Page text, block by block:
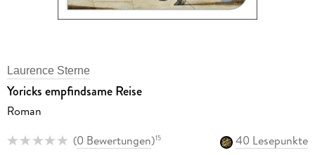
Laurence Sterne
Yoricks empfindsame Reise
Roman
(0 Bewertungen)15 40 Lesepunkte